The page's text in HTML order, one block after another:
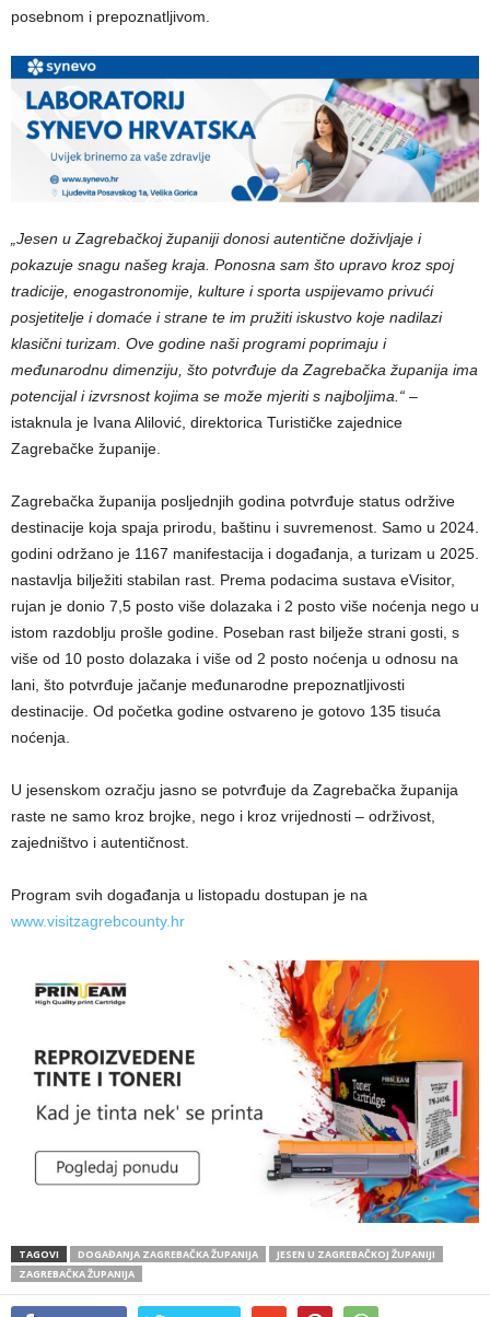
posebnom i prepoznatljivom.
„Jesen u Zagrebačkoj županiji donosi autentične doživljaje i
pokazuje snagu našeg kraja. Ponosna sam što upravo kroz spoj
tradicije, enogastronomije, kulture i sporta uspijevamo privući
posjetitelje i domaće i strane te im pružiti iskustvo koje nadilazi
klasični turizam. Ove godine naši programi poprimaju i
međunarodnu dimenziju, što potvrđuje da Zagrebačka županija ima
potencijal i izvrsnost kojima se može mjeriti s najboljima.“ –
istaknula je Ivana Alilović, direktorica Turističke zajednice
Zagrebačke županije.
Zagrebačka županija posljednjih godina potvrđuje status održive
destinacije koja spaja prirodu, baštinu i suvremenost. Samo u 2024.
godini održano je 1167 manifestacija i događanja, a turizam u 2025.
nastavlja bilježiti stabilan rast. Prema podacima sustava eVisitor,
rujan je donio 7,5 posto više dolazaka i 2 posto više noćenja nego u
istom razdoblju prošle godine. Poseban rast bilježe strani gosti, s
više od 10 posto dolazaka i više od 2 posto noćenja u odnosu na
lani, što potvrđuje jačanje međunarodne prepoznatljivosti
destinacije. Od početka godine ostvareno je gotovo 135 tisuća
noćenja.
U jesenskom ozračju jasno se potvrđuje da Zagrebačka županija
raste ne samo kroz brojke, nego i kroz vrijednosti – održivost,
zajedništvo i autentičnost.
Program svih događanja u listopadu dostupan je na
www.visitzagrebcounty.hr
TAGOVI DOGAĐANJA ZAGREBAČKA ŽUPANIJA
JESEN U ZAGREBAČKOJ ŽUPANIJI
ZAGREBAČKA ŽUPANIJA